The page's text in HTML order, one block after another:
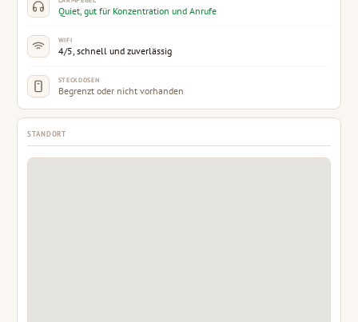
Quiet, gut für Konzentration und Anrufe
WIFI
4/5, schnell und zuverlässig
STECKDOSEN
Begrenzt oder nicht vorhanden
STANDORT